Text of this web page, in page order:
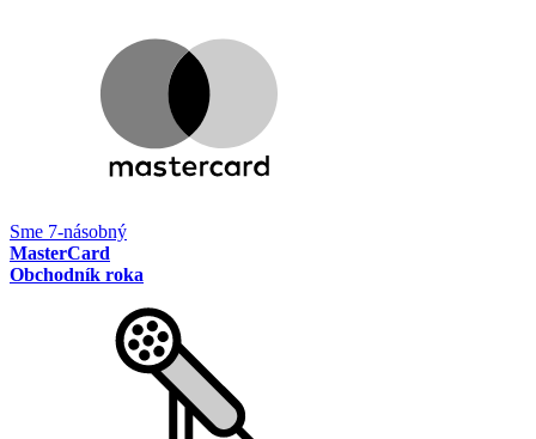
Sme 7-násobný
MasterCard
Obchodník roka